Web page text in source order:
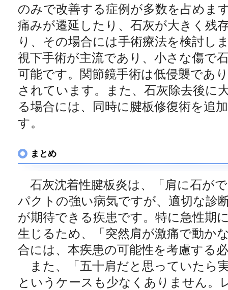
のみで改善する症例が多数を占めま
痛みが遷延したり、石灰が大きく残
り、その場合には手術療法を検討し
視下手術が主流であり、小さな傷で
可能です。関節鏡手術は低侵襲であ
されています。また、石灰除去後に
る場合には、同時に腱板修復術を追
す。
まとめ
石灰沈着性腱板炎は、「肩に石が
パクトの強い病気ですが、適切な診
が期待できる疾患です。特に急性期
生じるため、「突然肩が激痛で動か
合には、本疾患の可能性を考慮する
また、「五十肩だと思っていたら
というケースも少なくありません。